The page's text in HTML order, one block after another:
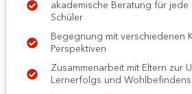
akademische Beratung für jede
Schüler
Begegnung mit verschiedenen
Perspektiven
Zusammenarbeit mit Eltern zur
Lernerfolgs und Wohlbefindens